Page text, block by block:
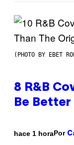
(PHOTO BY EBET
8 R&B
Be Better
hace 1 horaPor